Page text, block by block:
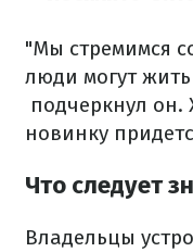
"Мы стремимся
люди могут
подчеркнул
новинку
Что следует
Владельцы